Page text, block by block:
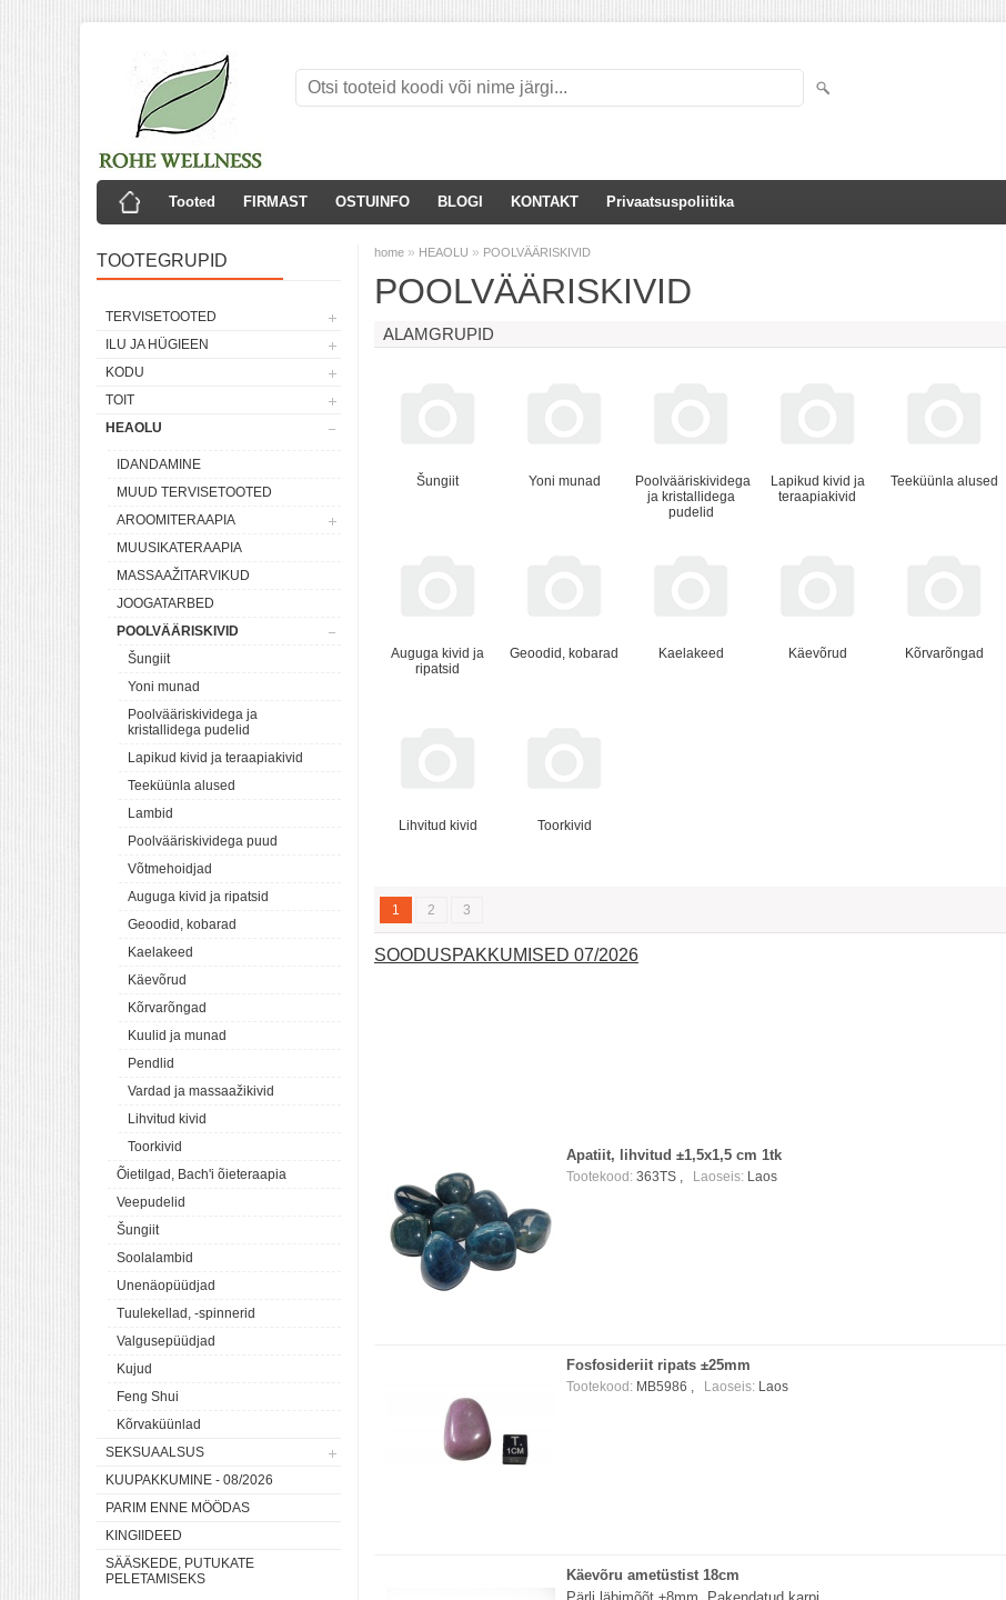
Tooted FIRMAST OSTUINFO BLOGI KONTAKT Privaatsuspoliitika
TOOTEGRUPID
TERVISETOOTED
ILU JA HÜGIEEN
KODU
TOIT
HEAOLU
IDANDAMINE
MUUD TERVISETOOTED
AROOMITERAAPIA
MUUSIKATERAAPIA
MASSAAŽITARVIKUD
JOOGATARBED
POOLVÄÄRISKIVID
Šungiit
Yoni munad
Poolvääriskividega ja
kristallidega pudelid
Lapikud kivid ja teraapiakivid
Teeküünla alused
Lambid
Poolvääriskividega puud
Võtmehoidjad
Auguga kivid ja ripatsid
Geoodid, kobarad
Kaelakeed
Käevõrud
Kõrvarõngad
Kuulid ja munad
Pendlid
Vardad ja massaažikivid
Lihvitud kivid
Toorkivid
Õietilgad, Bach'i õieteraapia
Veepudelid
Šungiit
Soolalambid
Unenäopüüdjad
Tuulekellad, -spinnerid
Valgusepüüdjad
Kujud
Feng Shui
Kõrvaküünlad
SEKSUAALSUS
KUUPAKKUMINE - 08/2026
PARIM ENNE MÖÖDAS
KINGIIDEED
SÄÄSKEDE, PUTUKATE
PELETAMISEKS
home » HEAOLU » POOLVÄÄRISKIVID
POOLVÄÄRISKIVID
ALAMGRUPID
Šungiit Yoni munad
Poolvääriskividega
ja kristallidega
pudelid
Lapikud kivid ja
teraapiakivid
Teeküünla alused
Auguga kivid ja
ripatsid
Geoodid, kobarad Kaelakeed Käevõrud Kõrvarõngad
Lihvitud kivid Toorkivid
1 2 3
SOODUSPAKKUMISED 07/2026
Apatiit, lihvitud ±1,5x1,5 cm 1tk
Tootekood: 363TS , Laoseis: Laos
Fosfosideriit ripats ±25mm
Tootekood: MB5986 , Laoseis: Laos
Käevõru ametüstist 18cm